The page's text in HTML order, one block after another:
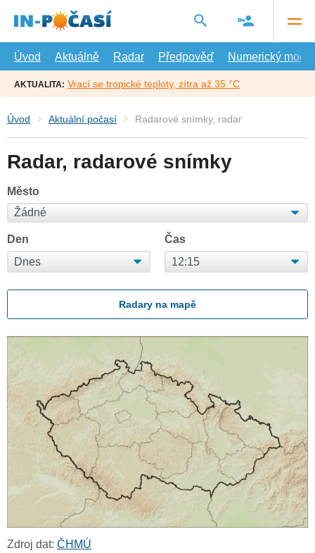
hlavní
Úvod
Aktuálně Radar Předpověď Numerický model
AKTUALITA: Vrací se tropické teploty, zítra až 35 °C
Úvod Aktuální počasí Radarové snímky, radar
Radar, radarové snímky
Město
Den Čas
Radary na mapě
Zdroj dat: ČHMÚ